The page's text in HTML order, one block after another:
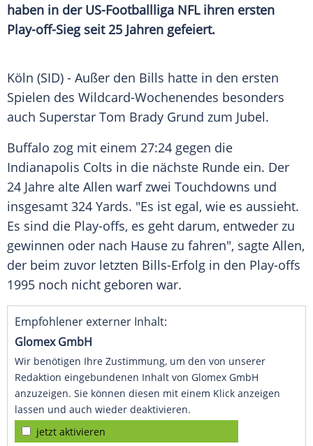
haben in der US-Footballliga NFLihren ersten
Play-off-Sieg seit 25 Jahren gefeiert.
Köln (SID) - Außer den Bills hatte in den ersten
Spielen des Wildcard-Wochenendes besonders
auch Superstar Tom Brady Grund zum Jubel.
Buffalo zog mit einem 27:24 gegen die
Indianapolis Colts in die nächste Runde ein. Der
24 Jahre alte Allen warf zwei Touchdowns und
insgesamt 324 Yards. "Es ist egal, wie es aussieht.
Es sind die Play-offs, es geht darum, entweder zu
gewinnen oder nach Hause zu fahren", sagte Allen,
der beim zuvor letzten Bills-Erfolg in den Play-offs
1995 noch nicht geboren war.
Empfohlener externer Inhalt:
Glomex GmbH
Wir benötigen Ihre Zustimmung, um den von unserer
Redaktion eingebundenen Inhalt von Glomex GmbH
anzuzeigen. Sie können diesen mit einem Klick anzeigen
lassen und auch wieder deaktivieren.
jetzt aktivieren